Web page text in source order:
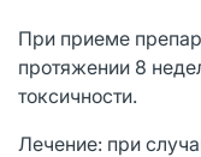
При приеме
протяжении 8
токсичности.
Лечение: при